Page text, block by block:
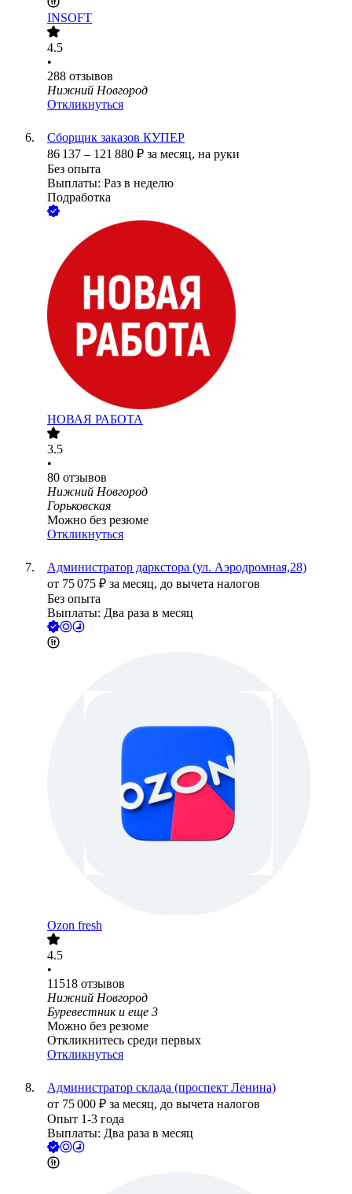
INSOFT
4.5
•
288 отзывов
Нижний Новгород
Откликнуться
Сборщик заказов КУПЕР
86 137 – 121 880 ₽ за месяц, на руки
Без опыта
Выплаты: Раз в неделю
Подработка
НОВАЯ РАБОТА
3.5
•
80 отзывов
Нижний Новгород
Горьковская
Можно без резюме
Откликнуться
Администратор даркстора (ул. Аэродромная,28)
от 75 075 ₽ за месяц, до вычета налогов
Без опыта
Выплаты: Два раза в месяц
Ozon fresh
4.5
•
11518 отзывов
Нижний Новгород
Буревестник и еще 3
Можно без резюме
Откликнитесь среди первых
Откликнуться
Администратор склада (проспект Ленина)
от 75 000 ₽ за месяц, до вычета налогов
Опыт 1-3 года
Выплаты: Два раза в месяц